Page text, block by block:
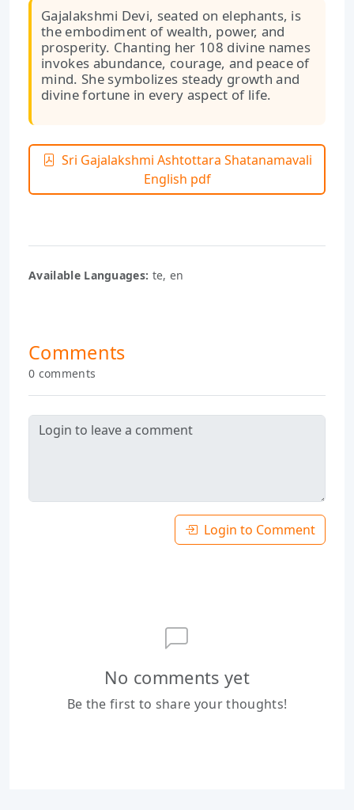
Gajalakshmi Devi, seated on elephants, is
the embodiment of wealth, power, and
prosperity. Chanting her 108 divine names
invokes abundance, courage, and peace of
mind. She symbolizes steady growth and
divine fortune in every aspect of life.
Sri Gajalakshmi Ashtottara Shatanamavali
English pdf
Available Languages: te, en
Comments
0 comments
Login to Comment
No comments yet
Be the first to share your thoughts!